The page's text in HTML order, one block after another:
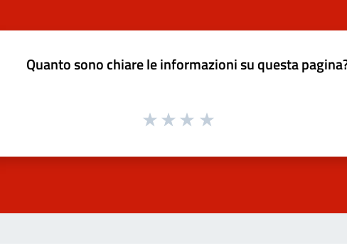
Quanto sono chiare le informazioni su questa